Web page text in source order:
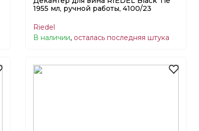
1955 мл, ручной работы, 4100/23
Riedel
В наличии, осталась последняя штука